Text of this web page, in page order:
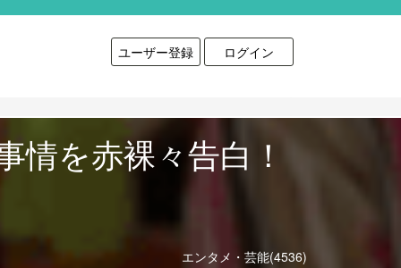
ユーザー登録 ログイン
を赤裸々告白！
エンタメ・芸能(4536)